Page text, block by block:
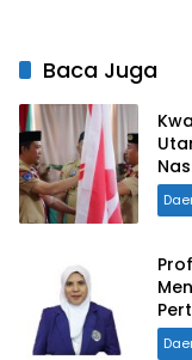
Baca Juga